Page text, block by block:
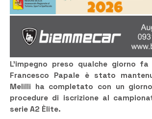
L’impegno preso qualche giorno
Francesco Papale è stato
Melilli ha completato con un
procedure di iscrizione al
serie A2 Èlite.